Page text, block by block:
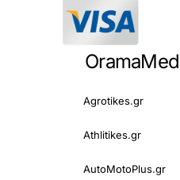
Agrotikes.gr
Athlitikes.gr
AutoMotoPlus.gr